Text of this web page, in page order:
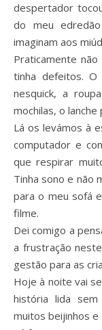
despertador
do meu
imaginam aos
Praticamente
tinha defeitos.
nesquick, a
mochilas, o
Lá os levámos à
computador e
que respirar
Tinha sono e não
para o meu sofá
filme.
Dei comigo a
a frustração
gestão para as
Hoje à noite vai
história lida
muitos beijinhos e